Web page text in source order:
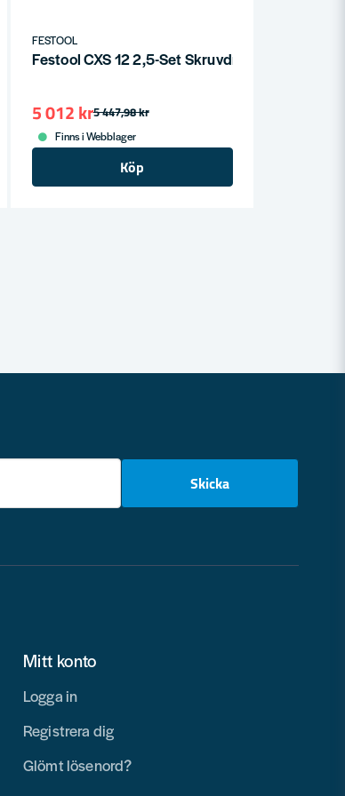
(2x3,0ah)
FESTOOL
Festool CXS 12 2,5-Set Skruvdragare 10,8V
5 447,98 kr
5 012 kr
Finns i Webblager
Köp
Skicka
Mitt konto
Logga in
Registrera dig
Glömt lösenord?